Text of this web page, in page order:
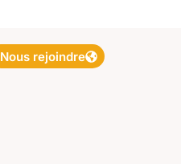
Nous rejoindre